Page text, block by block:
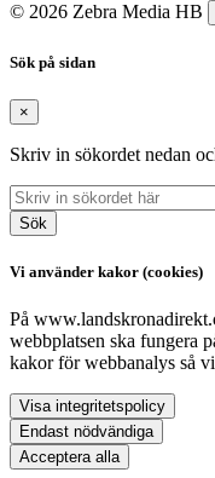
© 2026 Zebra Media HB
Sök på sidan
×
Skriv in sökordet nedan
Sök
Vi använder kakor (cookies)
På
webbplatsen ska fungera
kakor för webbanalys så
Visa integritetspolicy
Endast nödvändiga
Acceptera alla